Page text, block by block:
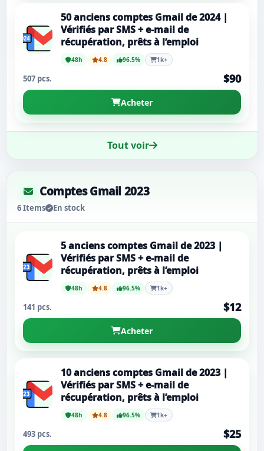
50 anciens comptes Gmail de 2024 |
Vérifiés par SMS + e-mail de
récupération, prêts à l’emploi
48h 4.8 96.5% 1k+
507 pcs. $90
Acheter
Tout voir
Comptes Gmail 2023
6 Items En stock
5 anciens comptes Gmail de 2023 |
Vérifiés par SMS + e-mail de
récupération, prêts à l’emploi
48h 4.8 96.5% 1k+
141 pcs. $12
Acheter
10 anciens comptes Gmail de 2023 |
Vérifiés par SMS + e-mail de
récupération, prêts à l’emploi
48h 4.8 96.5% 1k+
493 pcs. $25